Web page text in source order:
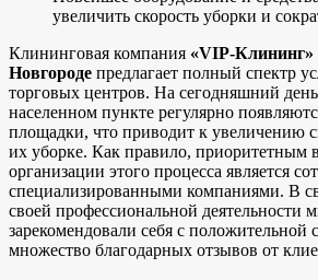
увеличить скорость уборки и
Клининговая компания «VIP-
Новгороде предлагает полный спектр
торговых центров. На сегодняшний
населенном пункте регулярно
площадки, что приводит к увеличению
их уборке. Как правило, приоритетным
организации этого процесса является
специализированными компаниями. В
своей профессиональной деятельности
зарекомендовали себя с
множество благодарных отзывов от